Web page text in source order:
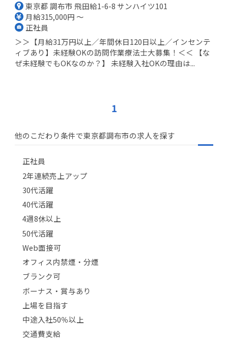
東京都 調布市 飛田給1-6-8 サンハイツ101
月給315,000円 ～
正社員
＞＞【月給31万円以上／年間休日120日以上／インセンテ
ィブあり】未経験OKの訪問作業療法士大募集！＜＜ 【な
ぜ未経験でもOKなのか？】 未経験入社OKの理由は...
1
他のこだわり条件で東京都調布市の求人を探す
正社員
2年連続売上アップ
30代活躍
40代活躍
4週8休以上
50代活躍
Web面接可
オフィス内禁煙・分煙
ブランク可
ボーナス・賞与あり
上場を目指す
中途入社50％以上
交通費支給